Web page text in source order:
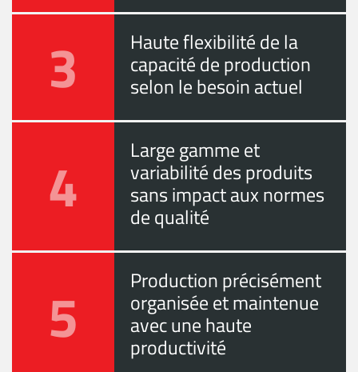
3 Haute flexibilité de la
capacité de production
selon le besoin actuel
4 Large gamme et
variabilité des produits
sans impact aux normes
de qualité
5 Production précisément
organisée et maintenue
avec une haute
productivité